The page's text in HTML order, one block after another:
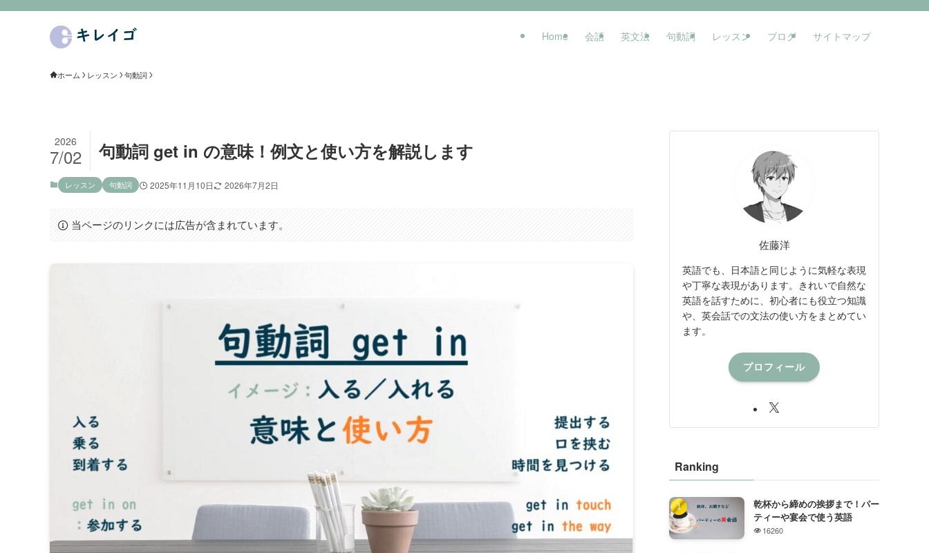
Home 会話 英文法 句動詞 レッスン ブログ サイトマップ
ホーム レッスン 句動詞
句動詞 get in の意味！例文と使い方を解説します
2026
7/02
レッスン 句動詞 2025年11月10日 2026年7月2日
当ページのリンクには広告が含まれています。
佐藤洋
英語でも、日本語と同じように気軽な表現
や丁寧な表現があります。きれいで自然な
英語を話すために、初心者にも役立つ知識
や、英会話での文法の使い方をまとめてい
ます。
プロフィール
Ranking
乾杯から締めの挨拶まで！パー
ティーや宴会で使う英語
16260